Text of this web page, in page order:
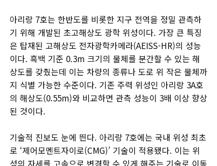
아리랑 7호는 한반도를 비롯한 지구 전역을 정밀 관측하
기 위해 개발된 초고해상도 광학 위성이다. 가장 큰 특징
은 탑재된 고해상도 전자광학카메라(AEISS-HR)의 성능
이다. 흑백 기준 0.3m 크기의 물체를 분간할 수 있는 해
상도를 갖췄는데 이는 차량의 종류나 도로 위 작은 물체까
지 식별 가능한 수준이다. 기존 주력 위성인 아리랑 3A호
의 해상도(0.55m)와 비교하면 관측 성능이 3배 이상 향상
된 것이다.
기술적 진보도 눈에 띈다. 아리랑 7호에는 국내 위성 최초
로 ‘제어모멘트자이로(CMG)’ 기술이 적용됐다. 이는 위
성의 자세를 고속으로 변경할 수 있게 해주는 기술로 이동